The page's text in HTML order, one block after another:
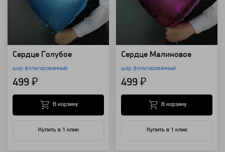
Сердце Голубое
шар фольгированный
499 ₽
Купить в 1 клик
В корзину
Сердце Малиновое
шар фольгированный
499 ₽
Купить в 1 клик
В корзину